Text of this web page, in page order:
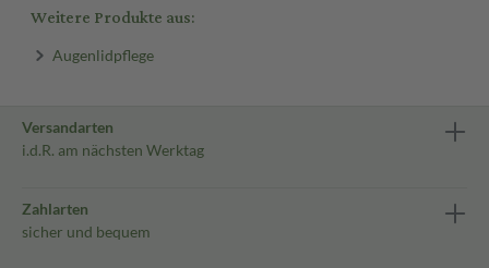
Weitere Produkte aus:
Augenlidpflege
Versandarten
i.d.R. am nächsten Werktag
Zahlarten
sicher und bequem